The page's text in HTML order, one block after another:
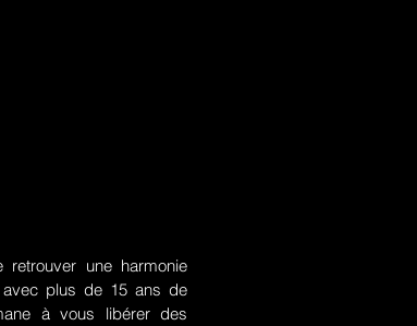
retrouver une harmonie
avec plus de 15 ans de
à vous libérer des